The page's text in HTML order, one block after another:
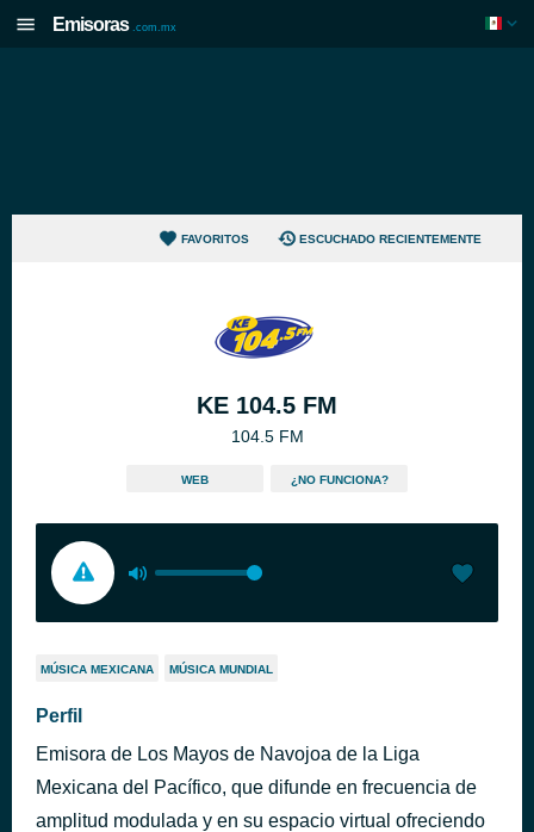
Emisoras .com.mx
FAVORITOS ESCUCHADO RECIENTEMENTE
KE 104.5 FM
104.5 FM
WEB ¿NO FUNCIONA?
MÚSICA MEXICANA MÚSICA MUNDIAL
Perfil
Emisora de Los Mayos de Navojoa de la Liga
Mexicana del Pacífico, que difunde en frecuencia de
amplitud modulada y en su espacio virtual ofreciendo